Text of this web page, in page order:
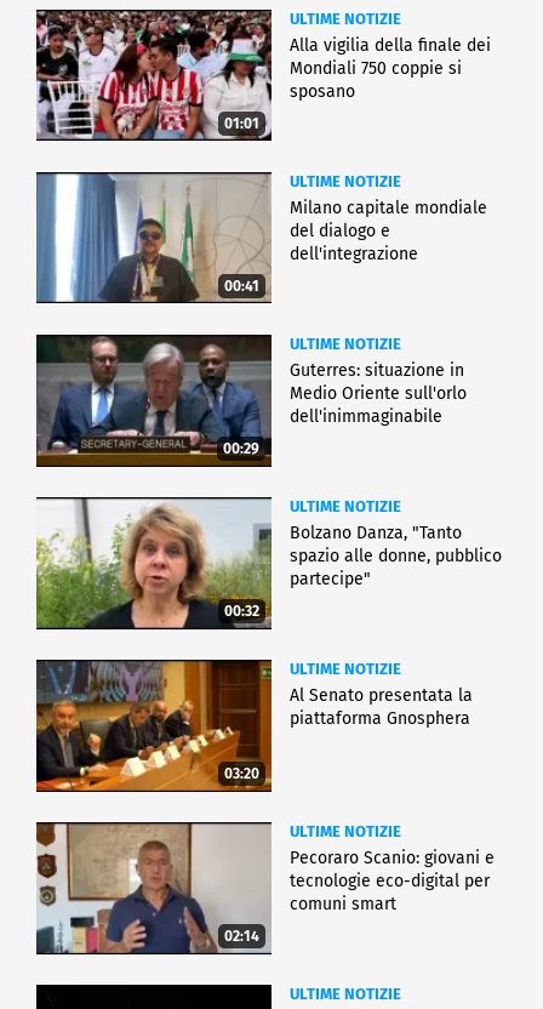
01:01
ULTIME NOTIZIE
Alla vigilia della finale dei
Mondiali 750 coppie si
sposano
00:41
ULTIME NOTIZIE
Milano capitale mondiale
del dialogo e
dell'integrazione
00:29
ULTIME NOTIZIE
Guterres: situazione in
Medio Oriente sull'orlo
dell'inimmaginabile
00:32
ULTIME NOTIZIE
Bolzano Danza, "Tanto
spazio alle donne, pubblico
partecipe"
03:20
ULTIME NOTIZIE
Al Senato presentata la
piattaforma Gnosphera
02:14
ULTIME NOTIZIE
Pecoraro Scanio: giovani e
tecnologie eco-digital per
comuni smart
ULTIME NOTIZIE